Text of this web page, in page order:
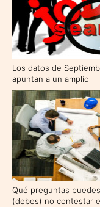
Los datos de
apuntan a un amplio
crecimiento del
Qué preguntas puedes
(debes) no contestar